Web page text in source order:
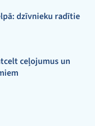
dzīvnieku radītie
ceļojumus un